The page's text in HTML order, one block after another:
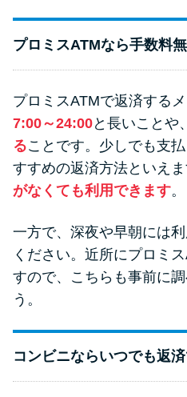
プロミスATMなら手数料
プロミスATMで返済するメ
7:00～24:00と長いことや、
ることです。少しでも支
すすめの返済方法といえま
がなくても利用できます。
一方で、深夜や早朝には
ください。近所にプロミ
すので、こちらも事前に
う。
コンビニならいつでも返